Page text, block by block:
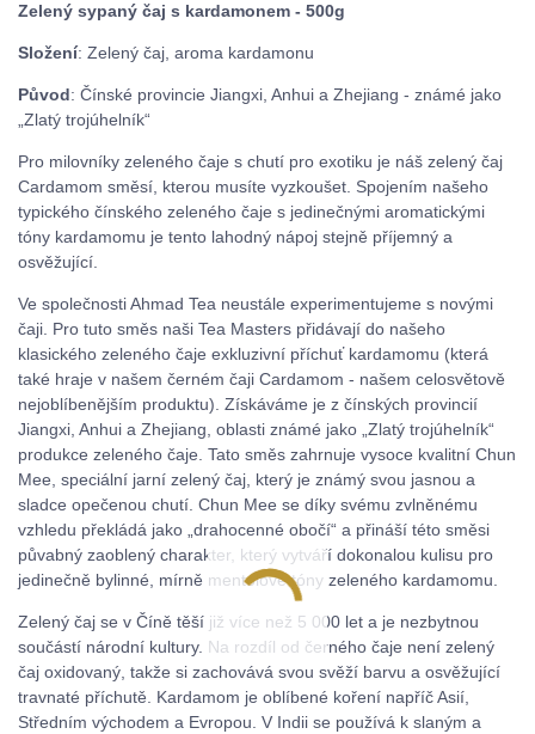
Zelený sypaný čaj s kardamonem - 500g
Složení: Zelený čaj, aroma kardamonu
Původ: Čínské provincie Jiangxi, Anhui a Zhejiang - známé jako
„Zlatý trojúhelník“
Pro milovníky zeleného čaje s chutí pro exotiku je náš zelený čaj
Cardamom směsí, kterou musíte vyzkoušet. Spojením našeho
typického čínského zeleného čaje s jedinečnými aromatickými
tóny kardamomu je tento lahodný nápoj stejně příjemný a
osvěžující.
Ve společnosti Ahmad Tea neustále experimentujeme s novými
čaji. Pro tuto směs naši Tea Masters přidávají do našeho
klasického zeleného čaje exkluzivní příchuť kardamomu (která
také hraje v našem černém čaji Cardamom - našem celosvětově
nejoblíbenějším produktu). Získáváme je z čínských provincií
Jiangxi, Anhui a Zhejiang, oblasti známé jako „Zlatý trojúhelník“
produkce zeleného čaje. Tato směs zahrnuje vysoce kvalitní Chun
Mee, speciální jarní zelený čaj, který je známý svou jasnou a
sladce opečenou chutí. Chun Mee se díky svému zvlněnému
vzhledu překládá jako „drahocenné obočí“ a přináší této směsi
půvabný zaoblený charakter, který vytváří dokonalou kulisu pro
jedinečně bylinné, mírně mentolové tóny zeleného kardamomu.
Zelený čaj se v Číně těší již více než 5 000 let a je nezbytnou
součástí národní kultury. Na rozdíl od černého čaje není zelený
čaj oxidovaný, takže si zachovává svou svěží barvu a osvěžující
travnaté příchutě. Kardamom je oblíbené koření napříč Asií,
Středním východem a Evropou. V Indii se používá k slaným a